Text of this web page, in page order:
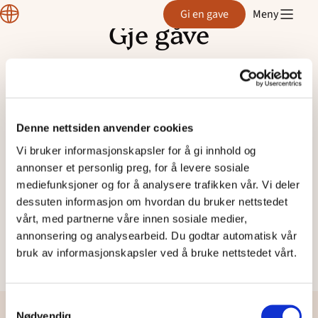
Denne nettsiden anvender cookies
Vi bruker informasjonskapsler for å gi innhold og
annonser et personlig preg, for å levere sosiale
mediefunksjoner og for å analysere trafikken vår. Vi deler
dessuten informasjon om hvordan du bruker nettstedet
vårt, med partnerne våre innen sosiale medier,
annonsering og analysearbeid. Du godtar automatisk vår
bruk av informasjonskapsler ved å bruke nettstedet vårt.
Nødvendig
til
Region
Sogn Gi en gave Meny
Gje gåve
Velg ditt prosjekt og type
gåve:
Gje til region Sogn og Fjordane!